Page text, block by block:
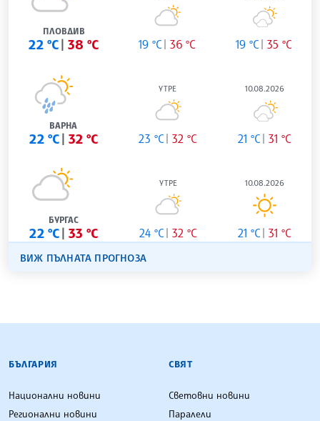
ПЛОВДИВ
22 °C 38 °C 19 °C 36 °C 19 °C 35 °C
ВАРНА
22 °C 32 °C
УТРЕ
23 °C 32 °C
10.08.2026
21 °C 31 °C
БУРГАС
22 °C 33 °C
УТРЕ
24 °C 32 °C
10.08.2026
21 °C 31 °C
ВИЖ ПЪЛНАТА ПРОГНОЗА
БЪЛГАРСКА ТЕЛЕГРАФНА АГЕНЦИЯ
БЪЛГАРИЯ
Национални новини
Регионални новини
СВЯТ
Световни новини
Паралели